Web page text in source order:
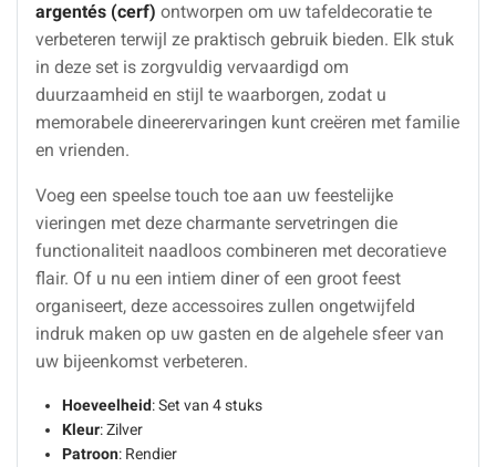
argentés (cerf) ontworpen om uw tafeldecoratie te
verbeteren terwijl ze praktisch gebruik bieden. Elk stuk
in deze set is zorgvuldig vervaardigd om
duurzaamheid en stijl te waarborgen, zodat u
memorabele dineerervaringen kunt creëren met familie
en vrienden.
Voeg een speelse touch toe aan uw feestelijke
vieringen met deze charmante servetringen die
functionaliteit naadloos combineren met decoratieve
flair. Of u nu een intiem diner of een groot feest
organiseert, deze accessoires zullen ongetwijfeld
indruk maken op uw gasten en de algehele sfeer van
uw bijeenkomst verbeteren.
Hoeveelheid: Set van 4 stuks
Kleur: Zilver
Patroon: Rendier